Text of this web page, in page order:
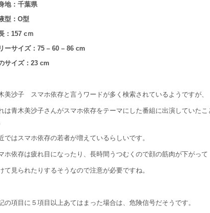
地：千葉県
型：O型
：157 cｍ
ーサイズ：75 – 60 – 86 cm
サイズ：23 cm
美沙子 スマホ依存と言うワードが多く検索されているようですが、
は青木美沙子さんがスマホ依存をテーマにした番組に出演していた
ではスマホ依存の若者が増えているらしいです。
ホ依存は疲れ目になったり、長時間うつむくので顔の筋肉が下がって
て見られたりするそうなので注意が必要ですね。
の項目に５項目以上あてはまった場合は、危険信号だそうです。